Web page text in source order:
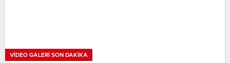
VIDEO GALERI SON DAKİKA